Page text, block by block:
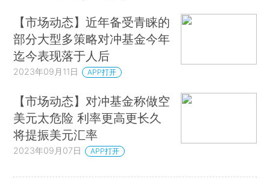
【市场动态】近年备受青睐的
部分大型多策略对冲基金今年
迄今表现落于人后
2023年09月11日 APP打开
【市场动态】对冲基金称做空
美元太危险 利率更高更长久
将提振美元汇率
2023年09月07日 APP打开